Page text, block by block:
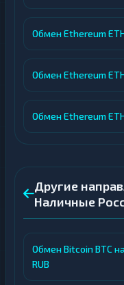
Обмен Ethereum
Обмен Ethereum
Обмен Ethereum
Другие
Наличные
Обмен Bitcoin BTC
RUB